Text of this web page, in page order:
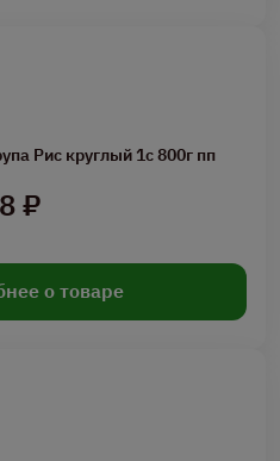
Рис круглый 1с 800г пп
₽
о товаре